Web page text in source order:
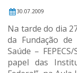
30.07.2009
Na tarde do dia
da Fundação
Saúde –
papel das